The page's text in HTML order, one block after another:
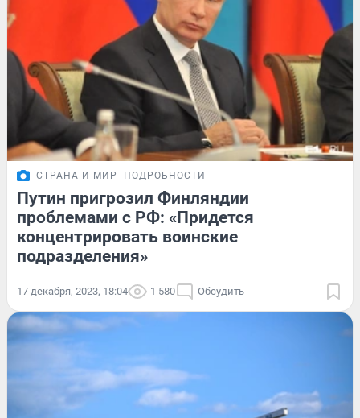
СТРАНА И МИР ПОДРОБНОСТИ
Путин пригрозил Финляндии
проблемами с РФ: «Придется
концентрировать воинские
подразделения»
17 декабря, 2023, 18:04 1 580 Обсудить